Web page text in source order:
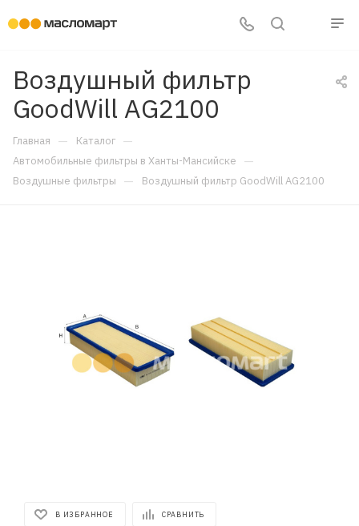
Воздушный фильтр
GoodWill AG2100
Главная — Каталог —
Автомобильные фильтры в Ханты-Мансийске —
Воздушные фильтры — Воздушный фильтр GoodWill AG2100
В ИЗБРАННОЕ СРАВНИТЬ